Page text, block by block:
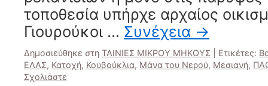
τοποθεσία υπήρχε αρχαίος
Γιουρούκοι … Συνέχεια →
Δημοσιεύθηκε στη ΤΑΙΝΙΕΣ ΜΙΚΡΟΥ ΜΗΚΟΥΣ Ετικέτες:
ΕΛΑΣ, Κατοχή, Κουβούκλια, Μάνα του Νερού, Μεσιανή,
Σχολιάστε